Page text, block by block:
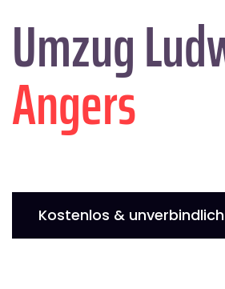
Umzug
Angers
Kostenlos &